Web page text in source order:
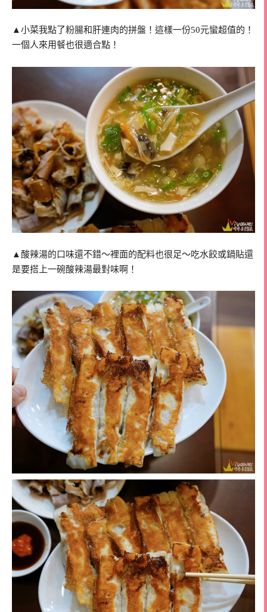
▲小菜我點了粉腸和肝連肉的拼盤！這樣一份50元蠻超值的！
一個人來用餐也很適合點！
▲酸辣湯的口味還不錯～裡面的配料也很足～吃水餃或鍋貼還
是要搭上一碗酸辣湯最對味啊！